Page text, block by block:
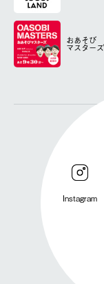
おあそび
マスターズ
Instagram